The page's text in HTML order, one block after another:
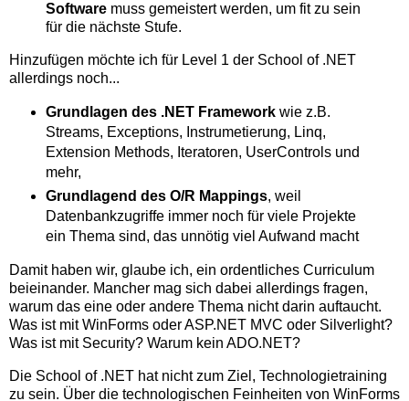
Software muss gemeistert werden, um fit zu sein
für die nächste Stufe.
Hinzufügen möchte ich für Level 1 der School of .NET
allerdings noch...
Grundlagen des .NET Frameworkwie z.B.
Streams, Exceptions, Instrumetierung, Linq,
Extension Methods, Iteratoren, UserControls und
mehr,
Grundlagend des O/R Mappings, weil
Datenbankzugriffe immer noch für viele Projekte
ein Thema sind, das unnötig viel Aufwand macht
Damit haben wir, glaube ich, ein ordentliches Curriculum
beieinander. Mancher mag sich dabei allerdings fragen,
warum das eine oder andere Thema nicht darin auftaucht.
Was ist mit WinForms oder ASP.NET MVC oder Silverlight?
Was ist mit Security? Warum kein ADO.NET?
Die School of .NET hat nicht zum Ziel, Technologietraining
zu sein. Über die technologischen Feinheiten von WinForms